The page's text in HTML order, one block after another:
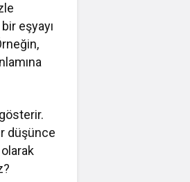
eşyayı
düşünce